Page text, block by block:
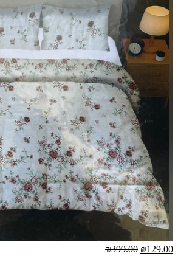
₪129.00
₪399.00